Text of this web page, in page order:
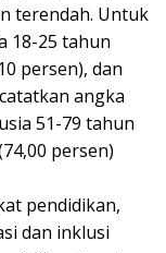
terendah. Untuk
18-25 tahun
persen), dan
angka
51-79 tahun
persen)
pendidikan,
dan inklusi